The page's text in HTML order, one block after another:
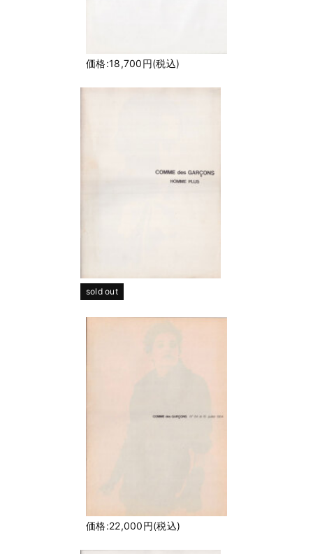
価格:18,700円(税込)
sold out
価格:22,000円(税込)